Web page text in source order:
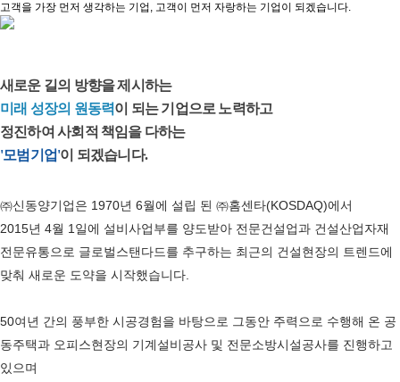
고객을 가장 먼저 생각하는 기업, 고객이 먼저 자랑하는 기업이 되겠습니다.
새로운 길의 방향을 제시하는
미래 성장의 원동력이 되는 기업으로 노력하고
정진하여 사회적 책임을 다하는
'모범기업'이 되겠습니다.
㈜신동양기업은 1970년 6월에 설립 된 ㈜홈센타(KOSDAQ)에서
2015년 4월 1일에 설비사업부를 양도받아 전문건설업과 건설산업자재
전문유통으로 글로벌스탠다드를 추구하는 최근의 건설현장의 트렌드에
맞춰 새로운 도약을 시작했습니다.
50여년 간의 풍부한 시공경험을 바탕으로 그동안 주력으로 수행해 온 공
동주택과 오피스현장의 기계설비공사 및 전문소방시설공사를 진행하고
있으며